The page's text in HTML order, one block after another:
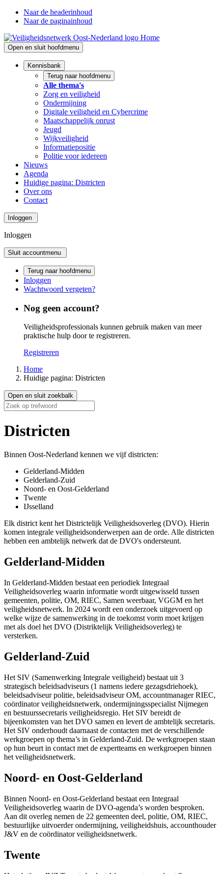
Naar de headerinhoud
Naar de paginainhoud
Home
Open en sluit hoofdmenu
Kennisbank
Terug naar hoofdmenu
Alle thema's
Zorg en veiligheid
Ondermijning
Digitale veiligheid en Cybercrime
Maatschappelijk onrust
Jeugd
Wijkveiligheid
Informatiepositie
Politie voor iedereen
Nieuws
Agenda
Huidige pagina: Districten
Over ons
Contact
Inloggen
Inloggen
Sluit accountmenu
Terug naar hoofdmenu
Inloggen
Wachtwoord vergeten?
Nog geen account?
Veiligheidsprofessionals kunnen gebruik maken van meer
praktische hulp door te registreren.
Registreren
Home
Huidige pagina: Districten
Open en sluit zoekbalk
Districten
Binnen Oost-Nederland kennen we vijf districten:
Gelderland-Midden
Gelderland-Zuid
Noord- en Oost-Gelderland
Twente
IJsselland
Elk district kent het Districtelijk Veiligheidsoverleg (DVO). Hierin
komen integrale veiligheidsonderwerpen aan de orde. Alle districten
hebben een ambtelijk netwerk dat de DVO's ondersteunt.
Gelderland-Midden
In Gelderland-Midden bestaat een periodiek Integraal
Veiligheidsoverleg waarin informatie wordt uitgewisseld tussen
gemeenten, politie, OM, RIEC, Samen weerbaar, VGGM en het
veiligheidsnetwerk. In 2024 wordt een onderzoek uitgevoerd op
welke wijze de samenwerking in de toekomst vorm moet krijgen
met als doel het DVO (Distriktelijk Veiligheidsoverleg) te
versterken.
Gelderland-Zuid
Het SIV (Samenwerking Integrale veiligheid) bestaat uit 3
strategisch beleidsadviseurs (1 namens iedere gezagsdriehoek),
beleidsadviseur politie, beleidsadviseur OM, accountmanager RIEC,
coördinator veiligheidsnetwerk, ondermijningsspecialist Nijmegen
en bestuurssecretaris veiligheidsregio. Het SIV bereidt de
bijeenkomsten van het DVO samen en levert de ambtelijk secretaris.
Het SIV onderhoudt daarnaast de contacten met de verschillende
werkgroepen op thema’s in Gelderland-Zuid. De werkgroepen staan
op hun beurt in contact met de expertteams en werkgroepen binnen
het veiligheidsnetwerk.
Noord- en Oost-Gelderland
Binnen Noord- en Oost-Gelderland bestaat een Integraal
Veiligheidsoverleg waarin de DVO-agenda’s worden besproken.
Aan dit overleg nemen de 22 gemeenten deel, politie, OM, RIEC,
bestuurlijke uitvoerder ondermijning, veiligheidshuis, accounthouder
J&V en de coördinator veiligheidsnetwerk.
Twente